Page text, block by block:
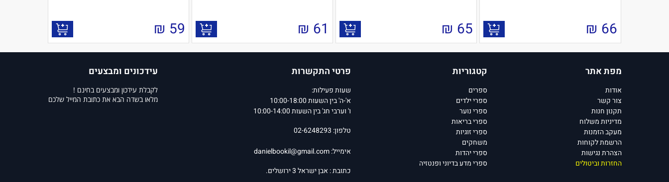
66
₪
65
₪
61
₪
59
₪
מפת אתר
אודות
צור קשר
תקנון חנות
מדיניות משלוח
מעקב הזמנות
הרשמת לקוחות
הצהרת נגישות
החזרות וביטולים
קטגוריות
ספרים
ספרי ילדים
ספרי נוער
ספרי בריאות
ספרי זוגיות
משחקים
ספרי יהדות
ספרי מדע בדיוני ופנטזיה
פרטי התקשרות
שעות פעילות:
א'-ה' בין השעות 10:00-18:00
ו' וערבי חג' בין השעות 10:00-14:00
טלפון: 02-6248293
אימייל:danielbookil@gmail.com
כתובת : אבן ישראל 3 ירושלים.
עידכונים ומבצעים
לקבלת עידכון ומבצעים בחינם !
מלאו בשדה הבא את כתובת המייל שלכם